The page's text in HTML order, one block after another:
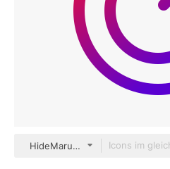
HideMaru Others